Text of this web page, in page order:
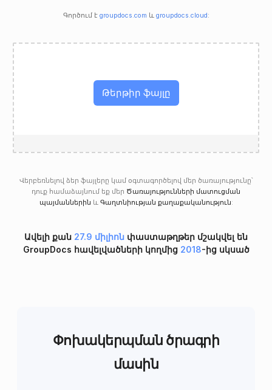
Գործում է groupdocs.com և groupdocs.cloud :
Թերթիր ֆայլը
Վերբեռնելով ձեր ֆայլերը կամ օգտագործելով մեր ծառայությունը՝
դուք համաձայնում եք մեր Ծառայությունների մատուցման
պայմաններին և Գաղտնիության քաղաքականություն:
Ավելի քան 27.9 միլիոն փաստաթղթեր մշակվել են
GroupDocs հավելվածների կողմից 2018-ից սկսած
Փոխակերպման ծրագրի
մասին